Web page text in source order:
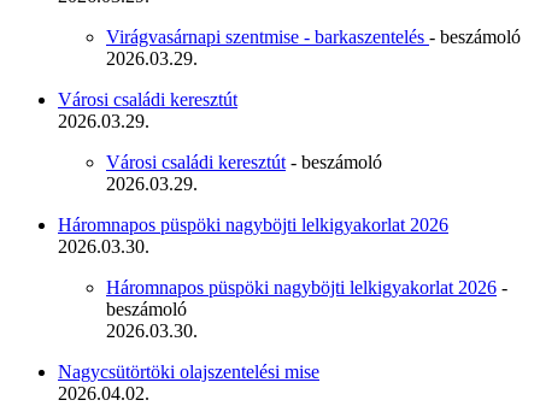
Virágvasárnapi szentmise - barkaszentelés - beszámoló
2026.03.29.
Városi családi keresztút
2026.03.29.
Városi családi keresztút - beszámoló
2026.03.29.
Háromnapos püspöki nagyböjti lelkigyakorlat 2026
2026.03.30.
Háromnapos püspöki nagyböjti lelkigyakorlat 2026 -
beszámoló
2026.03.30.
Nagycsütörtöki olajszentelési mise
2026.04.02.